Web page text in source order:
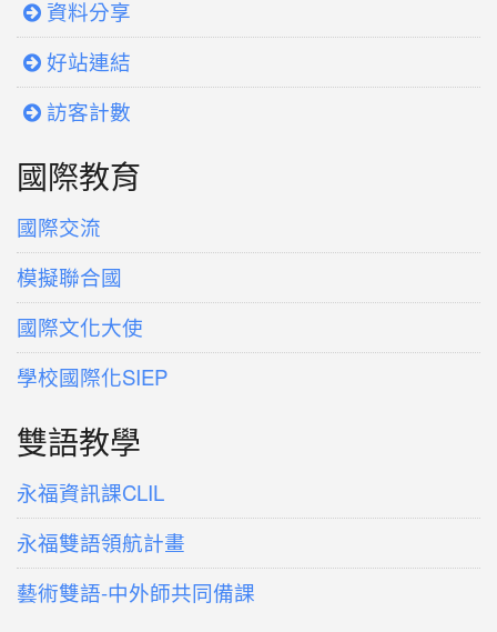
資料分享
好站連結
訪客計數
國際教育
國際交流
模擬聯合國
國際文化大使
學校國際化SIEP
雙語教學
永福資訊課CLIL
永福雙語領航計畫
藝術雙語-中外師共同備課